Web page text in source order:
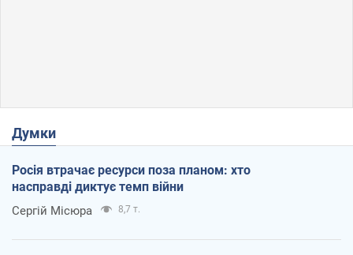
Думки
Росія втрачає ресурси поза планом: хто
насправді диктує темп війни
Сергій Місюра 8,7 т.